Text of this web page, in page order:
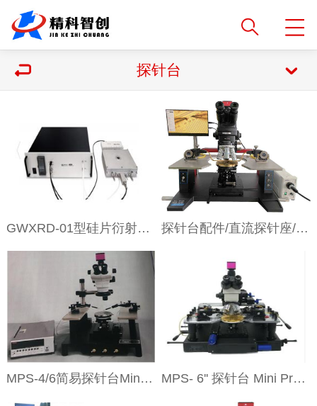
探针台
GWXRD-01型硅片衍射高温测试实验装置 探针台配件/直流探针座/直流探针
MPS-4/6简易探针台Mini Probe Station MPS- 6'' 探针台 Mini Probe Station